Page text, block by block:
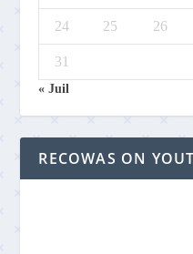
24 25 26
31
« Juil
RECOWAS ON